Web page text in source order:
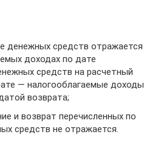
денежных средств отражается
доходах по дате
средств на расчетный
— налогооблагаемые доходы
возврата;
и возврат перечисленных по
средств не отражается.